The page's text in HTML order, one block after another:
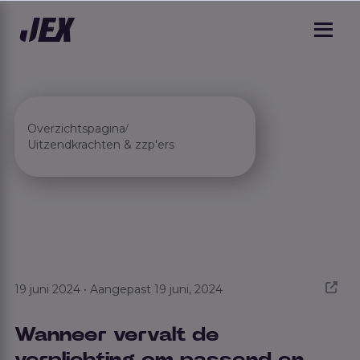
Overzichtspagina/
Uitzendkrachten & zzp'ers
19 juni 2024 • Aangepast 19 juni, 2024
Wanneer vervalt de